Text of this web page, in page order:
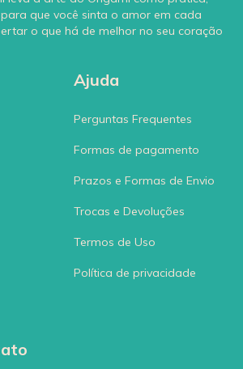
que você sinta o amor em cada
o que há de melhor no seu coração
Ajuda
Perguntas Frequentes
Formas de pagamento
Prazos e Formas de Envio
Trocas e Devoluções
Termos de Uso
Política de privacidade